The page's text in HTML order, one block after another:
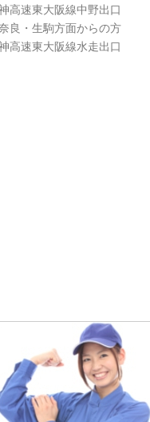
高速東大阪線中野出口
良・生駒方面からの方
高速東大阪線水走出口